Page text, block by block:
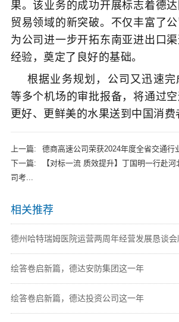
果。该业务的成功开展标志着德
贸易领域的新突破。不仅丰富了
为公司进一步开拓东南亚进出口
经验，奠定了良好的基础。
根据业务规划，公司又迅速
等多个机场的审批报备，将通过
更好、更鲜美的水果送到中国消费
上一篇:
德商高速公司荣获2024年度全省交通行
下一篇:
【对标一流 质效提升】丁国明一行赴
司考...
相关推荐
德州哈特瑞姆医院运营两周年经营发展恳谈
绘答卷启新篇，德达安防集团这一年
绘答卷启新篇，德达投资公司这一年